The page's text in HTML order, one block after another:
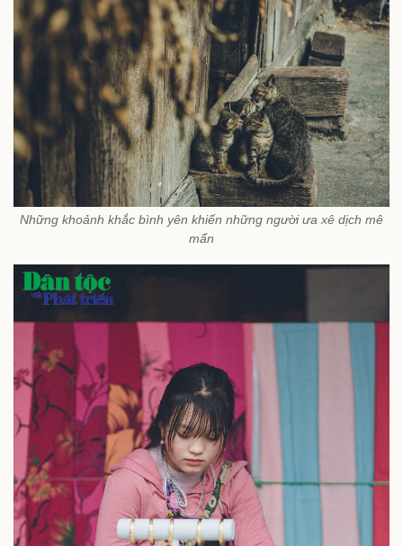
Những khoảnh khắc bình yên khiến những người ưa xê dịch mê
mẩn